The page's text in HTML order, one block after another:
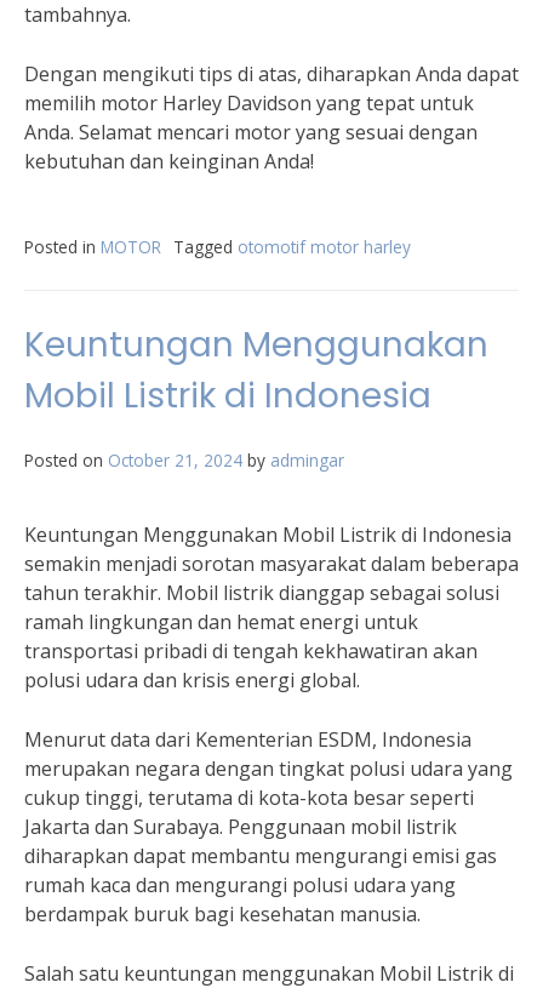
tambahnya.
Dengan mengikuti tips di atas, diharapkan Anda dapat
memilih motor Harley Davidson yang tepat untuk
Anda. Selamat mencari motor yang sesuai dengan
kebutuhan dan keinginan Anda!
Posted in MOTOR Tagged otomotif motor harley
Keuntungan Menggunakan
Mobil Listrik di Indonesia
Posted on October 21, 2024 by admingar
Keuntungan Menggunakan Mobil Listrik di Indonesia
semakin menjadi sorotan masyarakat dalam beberapa
tahun terakhir. Mobil listrik dianggap sebagai solusi
ramah lingkungan dan hemat energi untuk
transportasi pribadi di tengah kekhawatiran akan
polusi udara dan krisis energi global.
Menurut data dari Kementerian ESDM, Indonesia
merupakan negara dengan tingkat polusi udara yang
cukup tinggi, terutama di kota-kota besar seperti
Jakarta dan Surabaya. Penggunaan mobil listrik
diharapkan dapat membantu mengurangi emisi gas
rumah kaca dan mengurangi polusi udara yang
berdampak buruk bagi kesehatan manusia.
Salah satu keuntungan menggunakan Mobil Listrik di